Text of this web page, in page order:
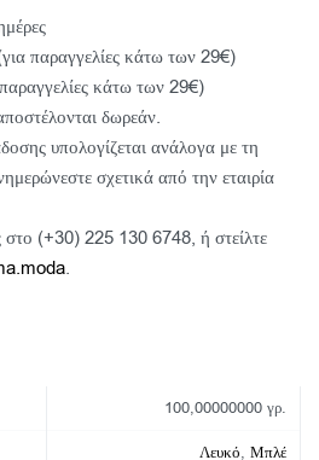
παραγγελίες κάτω των 29€)
κάτω των 29€)
δωρεάν.
υπολογίζεται ανάλογα με τη
σχετικά από την εταιρία
στο (+30) 225 130 6748, ή στείλτε
.
100,00000000 γρ.
Λευκό, Μπλέ